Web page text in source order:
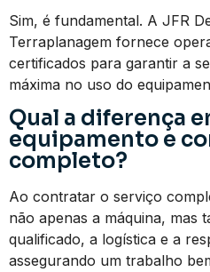
Sim, é fundamental. A JFR
Terraplanagem fornece
certificados para garantir a
máxima no uso do
Qual a diferença
equipamento e
completo?
Ao contratar o serviço
não apenas a máquina, mas
qualificado, a logística e a
assegurando um trabalho